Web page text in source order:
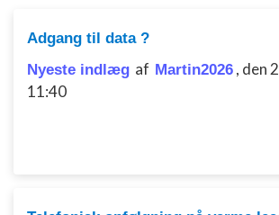
Adgang til data ?
Nyeste indlæg af Martin2026 , den
11:40